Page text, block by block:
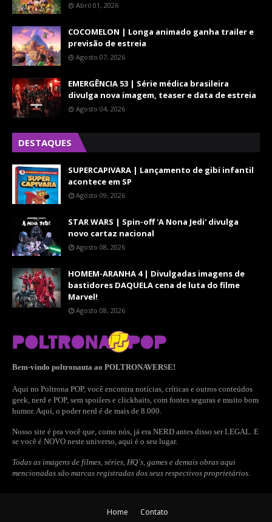
Abril 01, 2026
COCOMELON | Longa animado ganha trailer e
previsão de estreia
Agosto 07, 2026
EMERGÊNCIA 53 | Série médica brasileira
divulga nova imagem, teaser e data de estreia
Agosto 04, 2026
DESTAQUES
SUPERCAPIVARA | Lançamento de gibi infantil
acontece em SP
Agosto 09, 2026
STAR WARS | Spin-off 'A Nona Jedi' divulga
novo cartaz nacional
Agosto 08, 2026
HOMEM-ARANHA 4 | Divulgadas imagens de
bastidores DAQUELA cena de luta do filme
Marvel!
Agosto 08, 2026
Bem-vindo poltronauta ao POLTRONAVERSE!
Aqui no Poltrona POP, você encontra notícias, críticas e outros conteúdos
geek, nerd e POP, sem spoilers e clickbaits, com fontes seguras e muito bom
humor. Aqui, o poder nerd é de mais de 8.000.
Nosso site é pra você que, como nós, já era NERD antes disso ser LEGAL. E
se você é NOVO neste universo, aqui é o seu lugar.
Todas as imagens de filmes, séries, HQ´s, games e demais obras aqui
mencionadas são marcas registradas dos seus respectivos proprietários.
Home Contato